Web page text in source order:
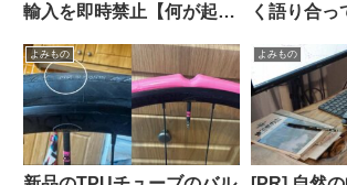
輸入を即時禁止【何が起こ
く語り合っ
よみもの よみもの